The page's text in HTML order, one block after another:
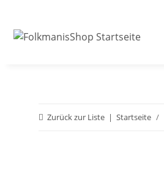
Zurück zur Liste Startseite